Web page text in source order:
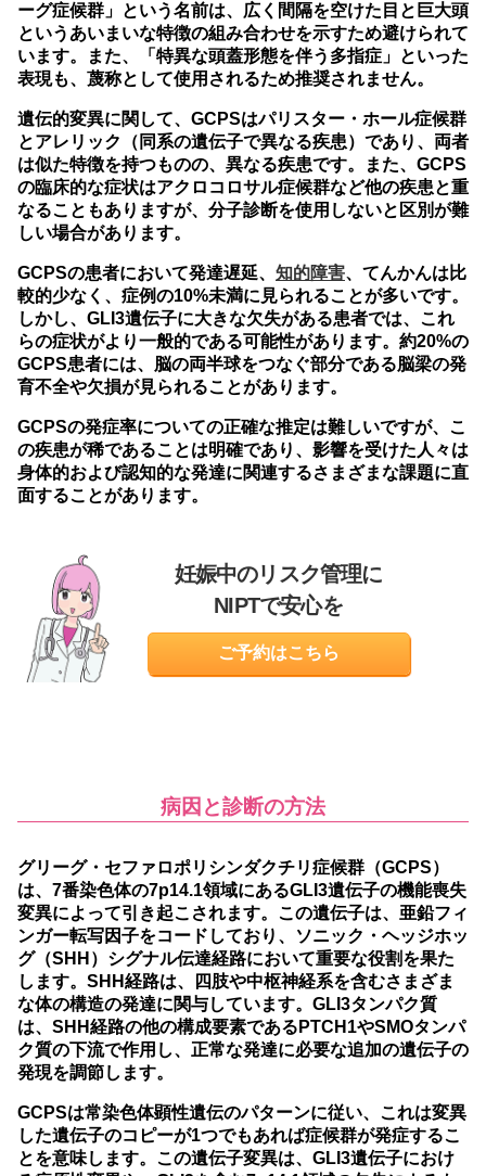
ーグ症候群」という名前は、広く間隔を空けた目と巨大頭
というあいまいな特徴の組み合わせを示すため避けられて
います。また、「特異な頭蓋形態を伴う多指症」といった
表現も、蔑称として使用されるため推奨されません。
遺伝的変異に関して、GCPSはパリスター・ホール症候群
とアレリック（同系の遺伝子で異なる疾患）であり、両者
は似た特徴を持つものの、異なる疾患です。また、GCPS
の臨床的な症状はアクロコロサル症候群など他の疾患と重
なることもありますが、分子診断を使用しないと区別が難
しい場合があります。
GCPSの患者において発達遅延、 知的障害、てんかんは比
較的少なく、症例の10%未満に見られることが多いです。
しかし、GLI3遺伝子に大きな欠失がある患者では、これ
らの症状がより一般的である可能性があります。約20%の
GCPS患者には、脳の両半球をつなぐ部分である脳梁の発
育不全や欠損が見られることがあります。
GCPSの発症率についての正確な推定は難しいですが、こ
の疾患が稀であることは明確であり、影響を受けた人々は
身体的および認知的な発達に関連するさまざまな課題に直
面することがあります。
妊娠中のリスク管理に
NIPTで安心を
ご予約はこちら
病因と診断の方法
グリーグ・セファロポリシンダクチリ症候群（GCPS）
は、7番染色体の7p14.1領域にあるGLI3遺伝子の機能喪失
変異によって引き起こされます。この遺伝子は、亜鉛フィ
ンガー転写因子をコードしており、ソニック・ヘッジホッ
グ（SHH）シグナル伝達経路において重要な役割を果た
します。SHH経路は、四肢や中枢神経系を含むさまざま
な体の構造の発達に関与しています。GLI3タンパク質
は、SHH経路の他の構成要素であるPTCH1やSMOタンパ
ク質の下流で作用し、正常な発達に必要な追加の遺伝子の
発現を調節します。
GCPSは常染色体顕性遺伝のパターンに従い、これは変異
した遺伝子のコピーが1つでもあれば症候群が発症するこ
とを意味します。この遺伝子変異は、GLI3遺伝子におけ